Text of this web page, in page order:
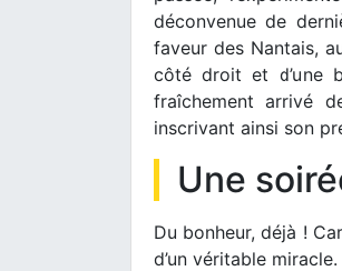
déconvenue de
faveur des Nantais,
côté droit et d’une
fraîchement arrivé
inscrivant ainsi son
Une
Du bonheur, déjà !
d’un véritable